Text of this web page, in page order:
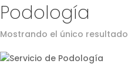
Podología
Mostrando el único resultado